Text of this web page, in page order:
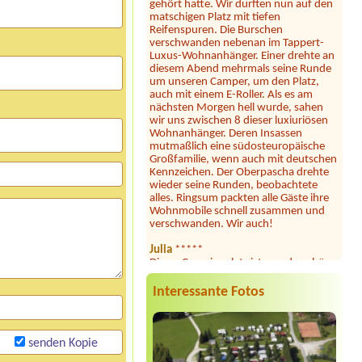
Reifenspuren. Die Burschen
verschwanden nebenan im Tappert-
Luxus-Wohnanhänger. Einer drehte an
diesem Abend mehrmals seine Runde
um unseren Camper, um den Platz,
auch mit einem E-Roller. Als es am
nächsten Morgen hell wurde, sahen
wir uns zwischen 8 dieser luxiuriösen
Wohnanhänger. Deren Insassen
mutmaßlich eine südosteuropäische
Großfamilie, wenn auch mit deutschen
Kennzeichen. Der Oberpascha drehte
wieder seine Runden, beobachtete
alles. Ringsum packten alle Gäste ihre
Wohnmobile schnell zusammen und
verschwanden. Wir auch!
Julia*****
Dieser Campingplatz ist wunderschön
gelegen direkt am See mit großer
sauber. Seit heuer gibt es samstags
... unsere Kinder und auch wir
Erwachsene waren begeistert! Hier
fühlt man sich jederzeit willkommen,
wir können diesen Platz nur wärmstens
Interessante Fotos
senden Kopie